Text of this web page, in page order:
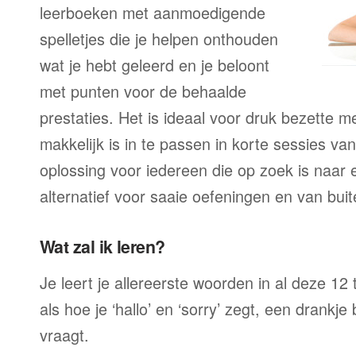
leerboeken met aanmoedigende
spelletjes die je helpen onthouden
wat je hebt geleerd en je beloont
met punten voor de behaalde
prestaties. Het is ideaal voor druk bezette
makkelijk is in te passen in korte sessies
oplossing voor iedereen die op zoek is naar
alternatief voor saaie oefeningen en van
Wat zal ik leren?
Je leert je allereerste woorden in al deze 12
als hoe je ‘hallo’ en ‘sorry’ zegt, een
vraagt.